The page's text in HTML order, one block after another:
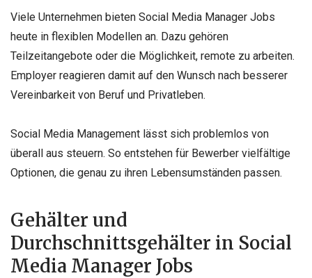
Viele Unternehmen bieten Social Media Manager Jobs
heute in flexiblen Modellen an. Dazu gehören
Teilzeitangebote oder die Möglichkeit, remote zu arbeiten.
Employer reagieren damit auf den Wunsch nach besserer
Vereinbarkeit von Beruf und Privatleben.
Social Media Management lässt sich problemlos von
überall aus steuern. So entstehen für Bewerber vielfältige
Optionen, die genau zu ihren Lebensumständen passen.
Gehälter und
Durchschnittsgehälter in Social
Media Manager Jobs